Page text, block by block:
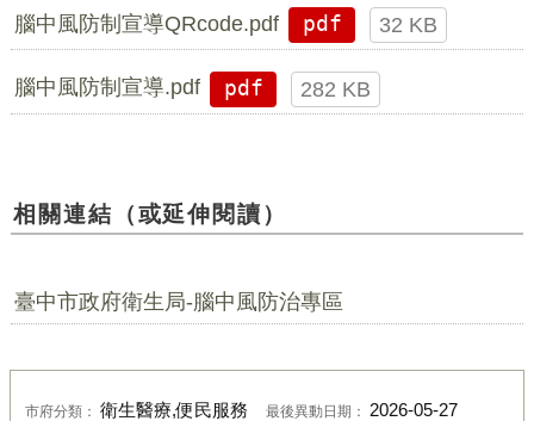
腦中風防制宣導QRcode.pdf pdf 32 KB
腦中風防制宣導.pdf pdf 282 KB
相關連結（或延伸閱讀）
臺中市政府衛生局-腦中風防治專區
市府分類： 衛生醫療,便民服務 最後異動日期： 2026-05-27